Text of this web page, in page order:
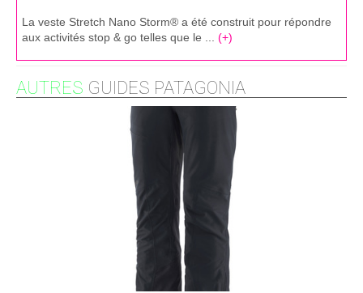
La veste Stretch Nano Storm® a été construit pour répondre
aux activités stop & go telles que le ... (+)
AUTRES GUIDES PATAGONIA